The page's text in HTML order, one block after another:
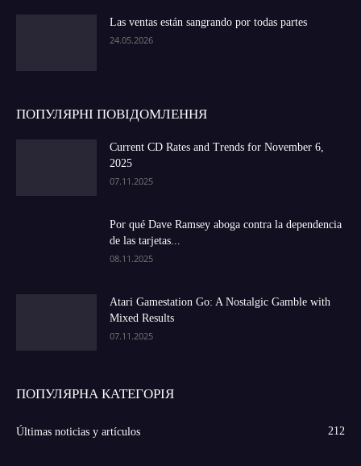
Las ventas están sangrando por todas partes
24.05.2026
ПОПУЛЯРНІ ПОВІДОМЛЕННЯ
Current CD Rates and Trends for November 6,
2025
07.11.2025
Por qué Dave Ramsey aboga contra la dependencia
de las tarjetas...
08.11.2025
Atari Gamestation Go: A Nostalgic Gamble with
Mixed Results
07.11.2025
ПОПУЛЯРНА КАТЕГОРІЯ
Últimas noticias y artículos 212